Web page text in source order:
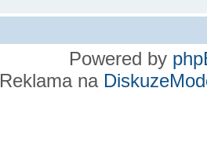
Powered by
Reklama na